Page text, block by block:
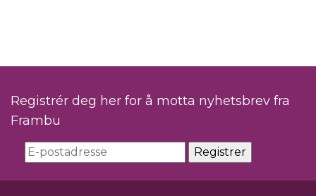
Registrér deg her for å motta nyhetsbrev fra
Frambu